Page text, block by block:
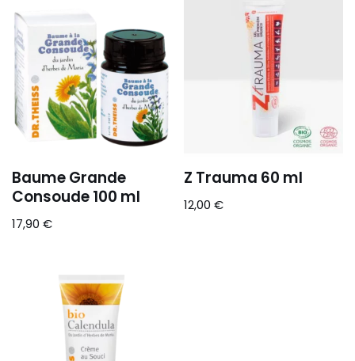
Baume Grande
Consoude 100 ml
17,90 €
Z Trauma 60 ml
12,00€